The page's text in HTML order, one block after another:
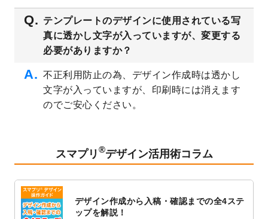
2023/3/16
シール・ラベルのデザインテンプレートを
公開いたしました。
2023/3/13
封筒（長3、洋長3、角2）のデザインテンプ
レートを追加しました。
2023/3/13
クリアファイルのデザインテンプレート
追加しました。
2023/3/2
パワーポイント版テンプレートをダウンロ
追加しました。
2023/1/13
4月始まりのカレンダーデザインテンプレー
2023/1/5
スタンプカードのデザインテンプレート
追加しました。
テンプレートのデザインに使用されている写
真に透かし文字が入っていますが、変更する
必要がありますか？
不正利用防止の為、デザイン作成時は透かし
文字が入っていますが、印刷時には消えます
のでご安心ください。
スマプリ ®デザイン活用術コラム
デザイン作成から入稿・確認までの全4ステ
ップを解説！